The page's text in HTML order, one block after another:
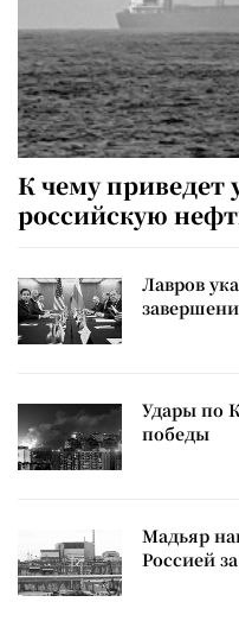
К чему приведет
российскую
Лавров
Удары по
победы
Мадьяр
Россией